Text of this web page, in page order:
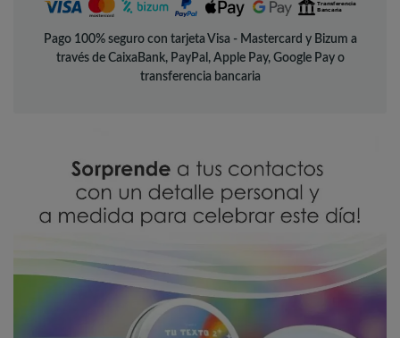
Pago 100% seguro con tarjeta Visa - Mastercard y Bizum a
través de CaixaBank, PayPal, Apple Pay, Google Pay o
transferencia bancaria